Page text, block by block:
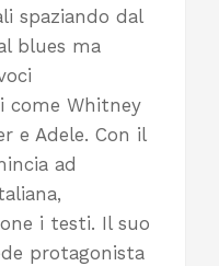
spaziando dal
blues ma
come Whitney
e Adele. Con il
ad
i testi. Il suo
protagonista